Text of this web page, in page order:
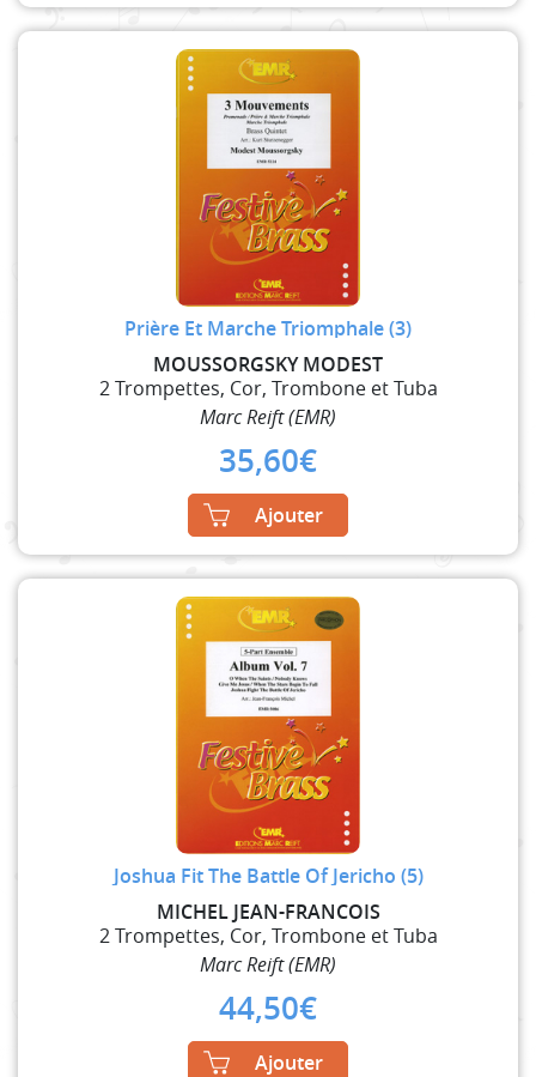
Prière Et Marche Triomphale (3)
MOUSSORGSKY MODEST
2 Trompettes, Cor, Trombone et Tuba
Marc Reift (EMR)
35,60€
Ajouter
Joshua Fit The Battle Of Jericho (5)
MICHEL JEAN-FRANCOIS
2 Trompettes, Cor, Trombone et Tuba
Marc Reift (EMR)
44,50€
Ajouter